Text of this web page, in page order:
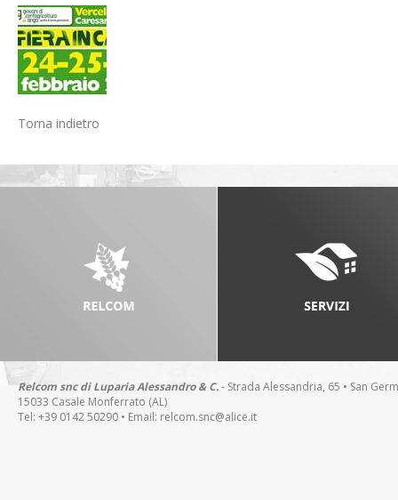
Torna indietro
Relcom snc di Luparia Alessandro & C.- Strada Alessandria, 65 • San
15033 Casale Monferrato (AL)
Tel: +39 0142 50290 • Email: relcom.snc@alice.it